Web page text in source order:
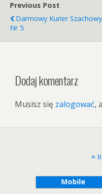
Previous Post
Darmowy Kurier Szachowy
Nr 5
Dodaj komentarz
Musisz się zalogować,
Mobile